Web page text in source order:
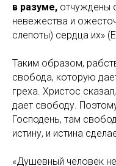
в разуме, отчуждены
невежества и
слепоты) сердца их»
Таким образом,
свобода, которую
греха. Христос
дает свободу.
Господень, там
истину, и истина
«Душевный человек